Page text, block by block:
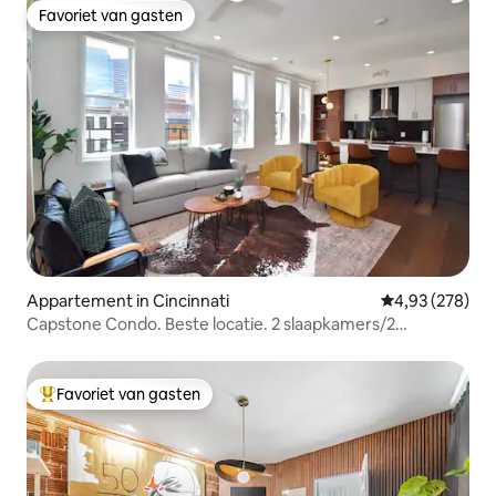
Favoriet van gasten
Favoriet van gasten
Appartement in Cincinnati Gemiddelde
4,93 (278)
Capstone Condo. Beste locatie. 2 slaapkamers/2
Topfavoriet van gasten
Favoriet van gasten